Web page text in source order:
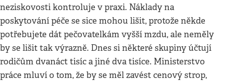
neziskovosti kontroluje v praxi. Náklady na
poskytování péče se sice mohou lišit, protože někde
potřebujete dát pečovatelkám vyšší mzdu, ale neměly
by se lišit tak výrazně. Dnes si některé skupiny účtují
rodičům dvanáct tisíc a jiné dva tisíce. Ministerstvo
práce mluví o tom, že by se měl zavést cenový strop,